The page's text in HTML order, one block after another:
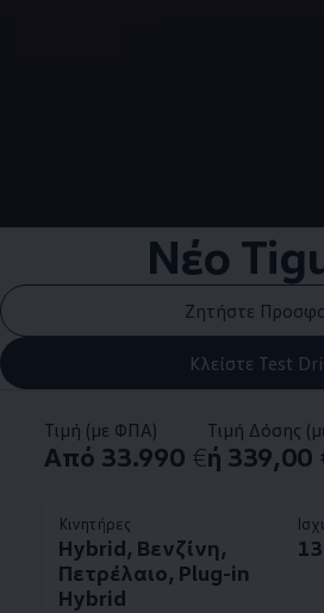
Νέο
Ζητήστε
Κλείστε Test
Τιμή (με ΦΠΑ)
Από 33.990 €
Τιμή Δόσης
ή 339,00
Κινητήρες
Hybrid, Βενζίνη,
Πετρέλαιο, Plug-in
Hybrid